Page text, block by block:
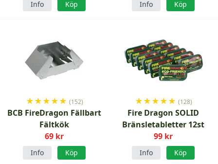
Info Köp Info Köp
★★★★★ (152)
BCB FireDragon Fällbart
Fältkök
69 kr
Info Köp
★★★★★ (128)
Fire Dragon SOLID
Bränsletabletter 12st
99 kr
Info Köp